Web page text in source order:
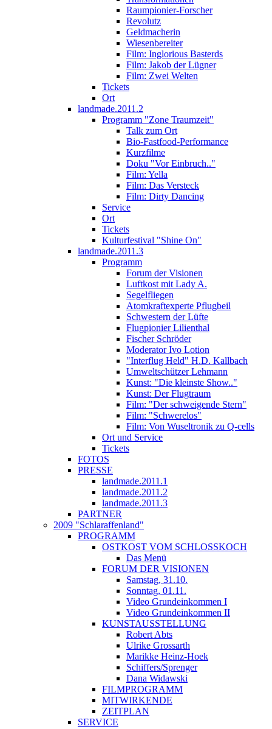
Raumpionier-Forscher
Revolutz
Geldmacherin
Wiesenbereiter
Film: Inglorious Basterds
Film: Jakob der Lügner
Film: Zwei Welten
Tickets
Ort
landmade.2011.2
Programm "Zone Traumzeit"
Talk zum Ort
Bio-Fastfood-Performance
Kurzfilme
Doku "Vor Einbruch.."
Film: Yella
Film: Das Versteck
Film: Dirty Dancing
Service
Ort
Tickets
Kulturfestival "Shine On"
landmade.2011.3
Programm
Forum der Visionen
Luftkost mit Lady A.
Segelfliegen
Atomkraftexperte Pflugbeil
Schwestern der Lüfte
Flugpionier Lilienthal
Fischer Schröder
Moderator Ivo Lotion
"Interflug Held" H.D. Kallbach
Umweltschützer Lehmann
Kunst: "Die kleinste Show.."
Kunst: Der Flugtraum
Film: "Der schweigende Stern"
Film: "Schwerelos"
Film: Von Wuseltronik zu Q-cells
Ort und Service
Tickets
FOTOS
PRESSE
landmade.2011.1
landmade.2011.2
landmade.2011.3
PARTNER
2009 "Schlaraffenland"
PROGRAMM
OSTKOST VOM SCHLOSSKOCH
Das Menü
FORUM DER VISIONEN
Samstag, 31.10.
Sonntag, 01.11.
Video Grundeinkommen I
Video Grundeinkommen II
KUNSTAUSSTELLUNG
Robert Abts
Ulrike Grossarth
Marikke Heinz-Hoek
Schiffers/Sprenger
Dana Widawski
FILMPROGRAMM
MITWIRKENDE
ZEITPLAN
SERVICE